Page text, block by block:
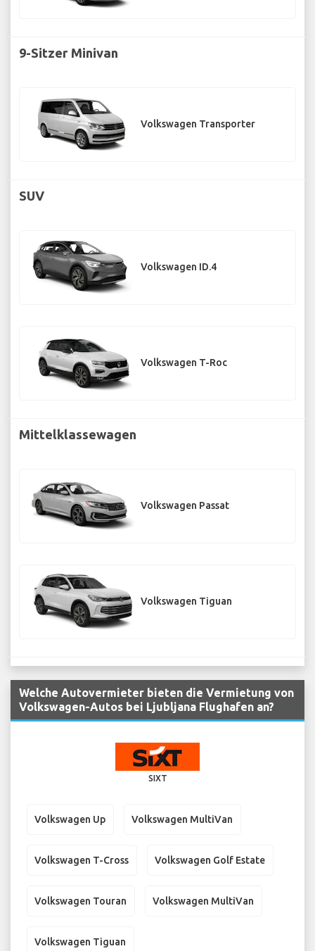
9-Sitzer Minivan
Volkswagen Transporter
SUV
Volkswagen ID.4
Volkswagen T-Roc
Mittelklassewagen
Volkswagen Passat
Volkswagen Tiguan
Welche Autovermieter bieten die Vermietung von
Volkswagen-Autos bei Ljubljana Flughafen an?
SIXT
Volkswagen Up Volkswagen MultiVan
Volkswagen T-Cross Volkswagen Golf Estate
Volkswagen Touran Volkswagen MultiVan
Volkswagen Tiguan